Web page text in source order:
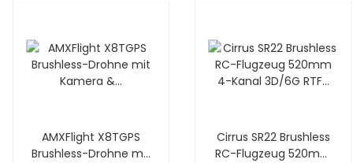
AMXFlight X8TGPS
Brushless-Drohne mit
Cirrus SR22 Brushless
RC-Flugzeug 520mm